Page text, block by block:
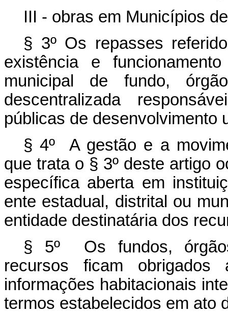
III - obras em Municípios
§ 3º Os repasses
existência e
municipal de fundo,
descentralizada
públicas de desenvolvimento
§ 4º A gestão e a
que trata o § 3º deste artigo
específica aberta em
ente estadual, distrital ou
entidade destinatária dos
§ 5º Os fundos,
recursos ficam
informações habitacionais
termos estabelecidos em ato